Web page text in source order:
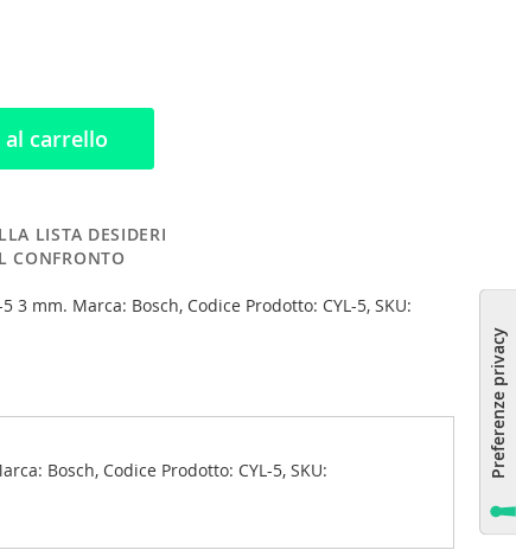
al carrello
LISTA DESIDERI
CONFRONTO
3 mm. Marca: Bosch, Codice Prodotto: CYL-5, SKU:
Bosch, Codice Prodotto: CYL-5, SKU: